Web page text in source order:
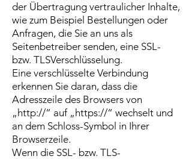
der Übertragung vertraulicher Inhalte,
wie zum Beispiel Bestellungen oder
Anfragen, die Sie an uns als
Seitenbetreiber senden, eine SSL-
bzw. TLSVerschlüsselung.
Eine verschlüsselte Verbindung
erkennen Sie daran, dass die
Adresszeile des Browsers von
„http://“ auf „https://“ wechselt und
an dem Schloss-Symbol in Ihrer
Browserzeile.
Wenn die SSL- bzw. TLS-